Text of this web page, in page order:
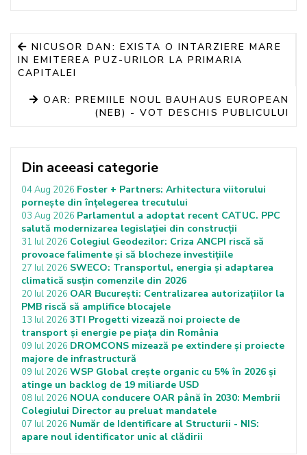
NICUSOR DAN: EXISTA O INTARZIERE MARE
IN EMITEREA PUZ-URILOR LA PRIMARIA
CAPITALEI
OAR: PREMIILE NOUL BAUHAUS EUROPEAN
(NEB) - VOT DESCHIS PUBLICULUI
Din aceeasi categorie
04 Aug 2026 Foster + Partners: Arhitectura viitorului
pornește din înțelegerea trecutului
03 Aug 2026 Parlamentul a adoptat recent CATUC. PPC
salută modernizarea legislației din construcții
31 Iul 2026 Colegiul Geodezilor: Criza ANCPI riscă să
provoace falimente și să blocheze investițiile
27 Iul 2026 SWECO: Transportul, energia și adaptarea
climatică susțin comenzile din 2026
20 Iul 2026 OAR București: Centralizarea autorizațiilor la
PMB riscă să amplifice blocajele
13 Iul 2026 3TI Progetti vizează noi proiecte de
transport și energie pe piața din România
09 Iul 2026 DROMCONS mizează pe extindere și proiecte
majore de infrastructură
09 Iul 2026 WSP Global crește organic cu 5% în 2026 și
atinge un backlog de 19 miliarde USD
08 Iul 2026 NOUA conducere OAR până în 2030: Membrii
Colegiului Director au preluat mandatele
07 Iul 2026 Număr de Identificare al Structurii - NIS:
apare noul identificator unic al clădirii